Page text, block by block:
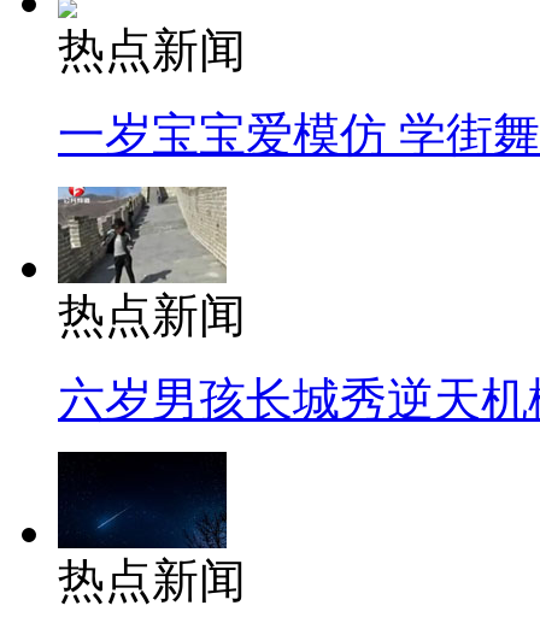
热点新闻
一岁宝宝爱模仿 学街
热点新闻
六岁男孩长城秀逆天机
热点新闻